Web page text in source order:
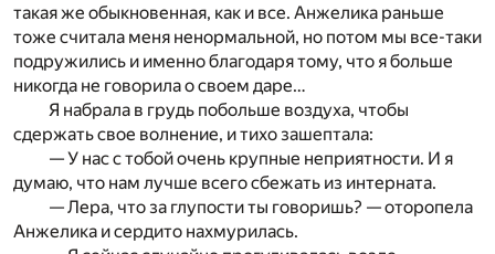
такая же обыкновенная, как и все. Анжелика раньше
тоже считала меня ненормальной, но потом мы все-таки
подружились и именно благодаря тому, что я больше
никогда не говорила о своем даре…
Я набрала в грудь побольше воздуха, чтобы
сдержать свое волнение, и тихо зашептала:
— У нас с тобой очень крупные неприятности. И я
думаю, что нам лучше всего сбежать из интерната.
— Лера, что за глупости ты говоришь? — оторопела
Анжелика и сердито нахмурилась.